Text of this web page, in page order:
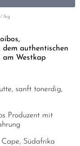
authentischen
am Westkap
sanft tonerdig,
Produzent mit
Cape, Südafrika
1kg